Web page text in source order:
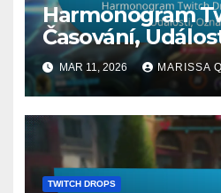
Harmonogram
Časování,
MAR 11, 2026 MARISSA
TWITCH DROPS